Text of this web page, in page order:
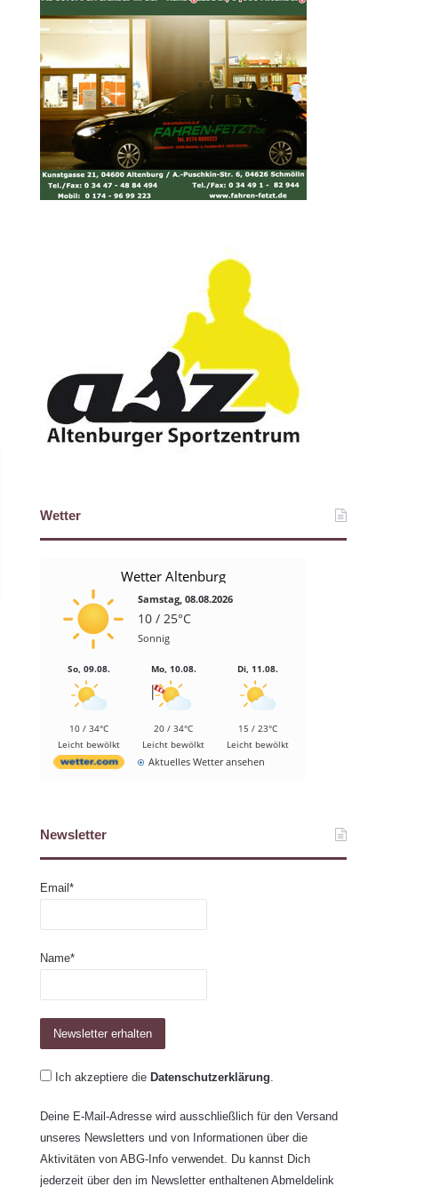
Wetter
Wetter Altenburg
Samstag, 08.08.2026
10 / 25°C
Sonnig
So, 09.08.
10 / 34°C
Leicht bewölkt
Mo, 10.08.
20 / 34°C
Leicht bewölkt
Di, 11.08.
15 / 23°C
Leicht bewölkt
Aktuelles Wetter ansehen
Newsletter
Email*
Name*
Ich akzeptiere die Datenschutzerklärung.
Deine E-Mail-Adresse wird ausschließlich für den Versand
unseres Newsletters und von Informationen über die
Aktivitäten von ABG-Info verwendet. Du kannst Dich
jederzeit über den im Newsletter enthaltenen Abmeldelink